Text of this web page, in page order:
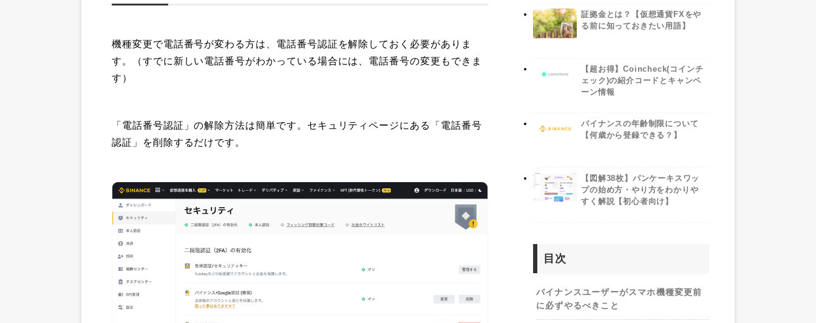
機種変更で電話番号が変わる方は、電話番号認証を解除しておく必要がありま
す。（すでに新しい電話番号がわかっている場合には、電話番号の変更もできま
す）
「電話番号認証」の解除方法は簡単です。セキュリティページにある「電話番号
認証」を削除するだけです。
証拠金とは？【仮想通貨FXをや
る前に知っておきたい用語】
【超お得】Coincheck(コインチ
ェック)の紹介コードとキャンペ
ーン情報
バイナンスの年齢制限について
【何歳から登録できる？】
【図解38枚】パンケーキスワッ
プの始め方・やり方をわかりや
すく解説【初心者向け】
目次
バイナンスユーザーがスマホ機種変更前
に必ずやるべきこと